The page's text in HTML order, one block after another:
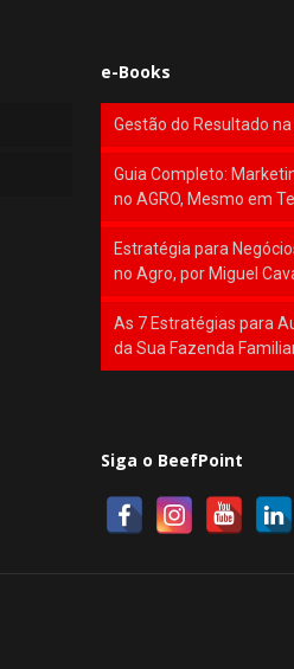
e-Books
Gestão do Resultado
Guia Completo:
no AGRO, Mesmo em
Estratégia para
no Agro, por Miguel
As 7 Estratégias para
da Sua Fazenda
Siga o BeefPoint